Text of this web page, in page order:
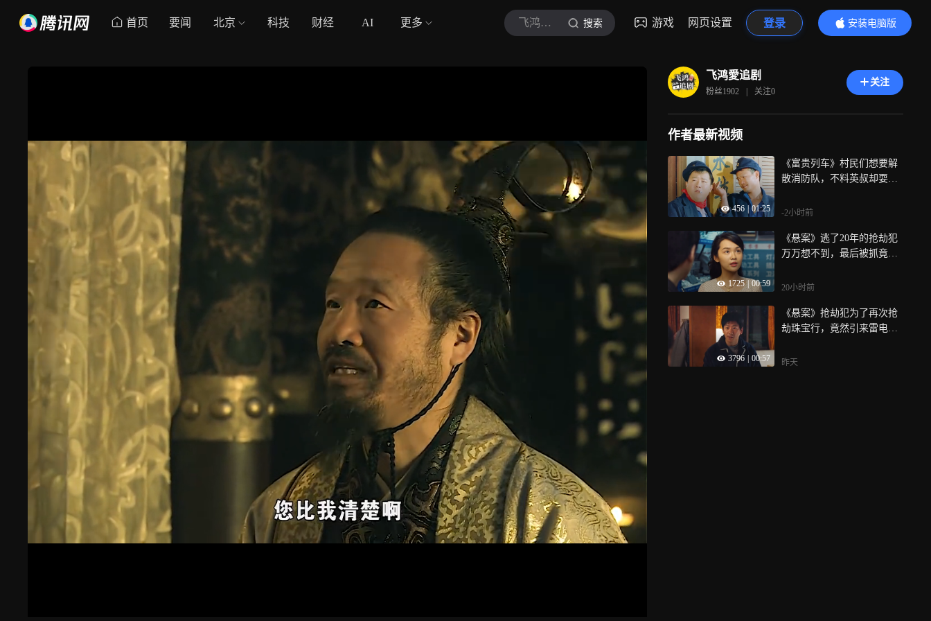
首页 要闻 北京 科技 财经 AI 更多 飞鸿愛追剧 搜索 游戏 网页设置 登录
安装电脑版
内容更精彩
飞鸿愛追剧
粉丝1902 | 关注0
关注
作者最新视频
456 01:25
《富贵列车》村民们想要解
散消防队，不料英叔却耍起
-2小时前
1725 00:59
《悬案》逃了20年的抢劫犯
万万想不到，最后被抓竟是
20小时前
3796 00:57
《悬案》抢劫犯为了再次抢
劫珠宝行，竟然引来雷电电
昨天